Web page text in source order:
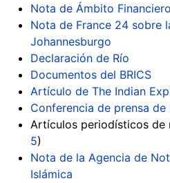
Nota de Ámbito Financiero
Nota de France 24 sobre
Johannesburgo
Declaración de Río
Documentos del BRICS
Artículo de The Indian
Conferencia de prensa de
Artículos periodísticos de
5)
Nota de la Agencia de
Islámica